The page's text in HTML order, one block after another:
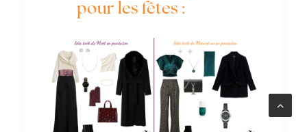
pour les fêtes :